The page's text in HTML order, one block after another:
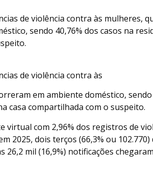
de violência contra às mulheres,
sendo 40,76% dos casos na
de violência contra às
em ambiente doméstico, sendo
casa compartilhada com o suspeito.
virtual com 2,96% dos registros de
2025, dois terços (66,3% ou 102.770)
mil (16,9%) notificações